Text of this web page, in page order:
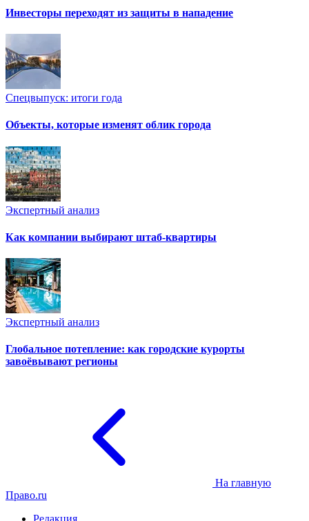
Инвесторы переходят из защиты в нападение
Спецвыпуск: итоги года
Объекты, которые изменят облик города
Экспертный анализ
Как компании выбирают штаб-квартиры
Экспертный анализ
Глобальное потепление: как городские курорты
завоёвывают регионы
На главную
Право.ru
Редакция